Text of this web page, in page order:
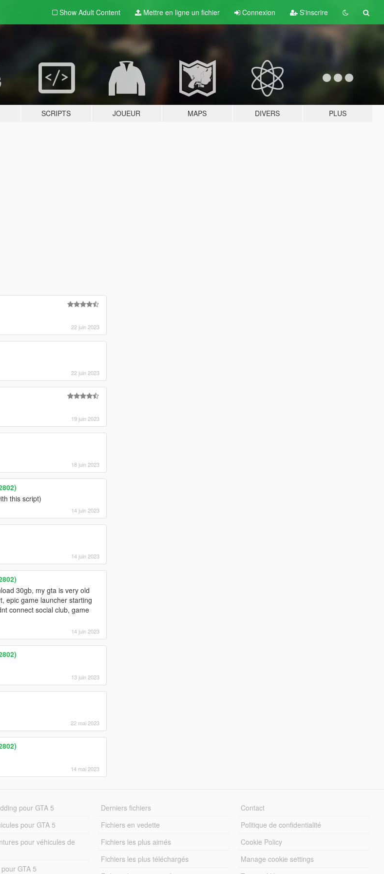
Show Adult Content Mettre en ligne un fichier Connexion S'inscrire
SCRIPTS JOUEUR MAPS DIVERS PLUS
22 juin 2023
22 juin 2023
19 juin 2023
18 juin 2023
this script)
14 juin 2023
14 juin 2023
30gb, my gta is very old
epic game launcher starting
connect social club, game
14 juin 2023
13 juin 2023
22 mai 2023
14 mai 2023
pour GTA 5
pour GTA 5
pour véhicules de
GTA 5
Derniers fichiers
Fichiers en vedette
Fichiers les plus aimés
Fichiers les plus téléchargés
Contact
Politique de confidentialité
Cookie Policy
Manage cookie settings